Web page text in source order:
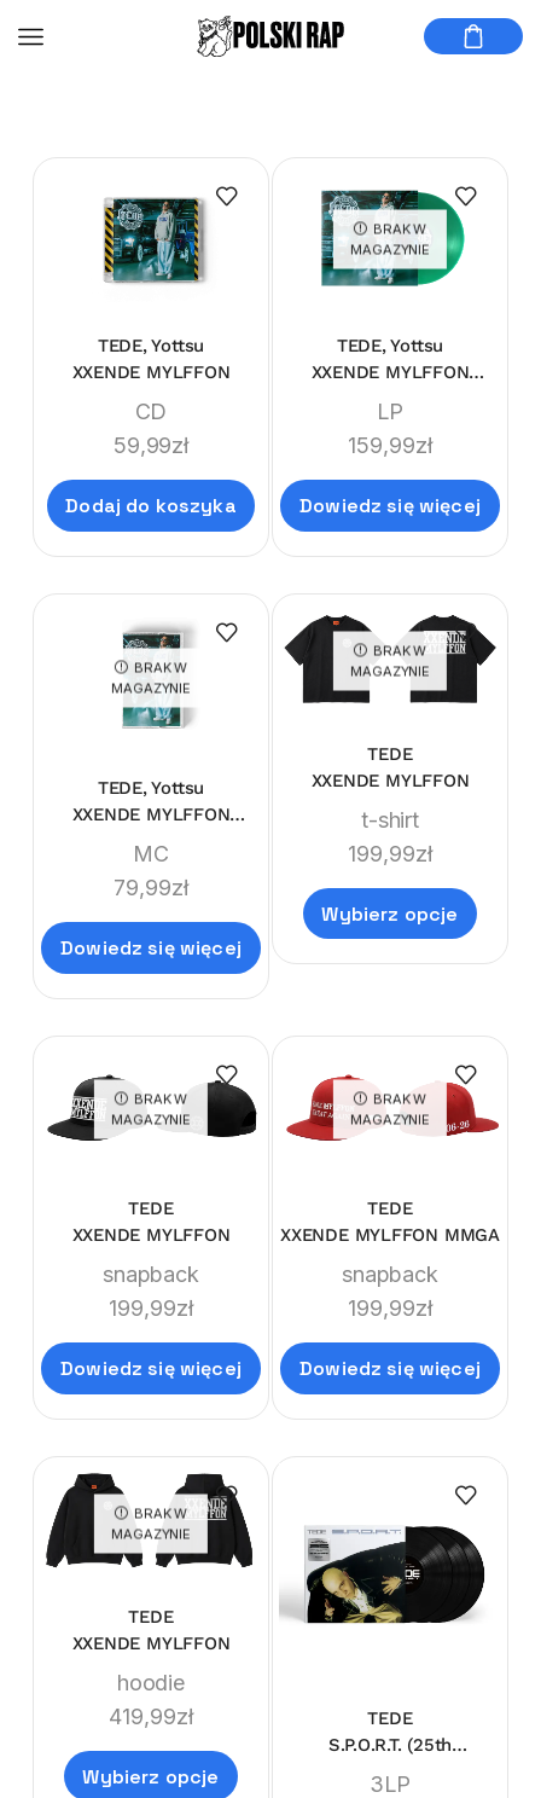
TEDE, Yottsu
XXENDE MYLFFON
CD
59,99zł
Dodaj do koszyka
BRAK W
MAGAZYNIE
TEDE, Yottsu
XXENDE MYLFFON
LIMITEDE LP
LP
159,99zł
Dowiedz się więcej
BRAK W
MAGAZYNIE
TEDE, Yottsu
XXENDE MYLFFON
LIMITEDE MC
MC
79,99zł
Dowiedz się więcej
BRAK W
MAGAZYNIE
TEDE
XXENDE MYLFFON
t-shirt
199,99zł
Wybierz opcje
BRAK W
MAGAZYNIE
TEDE
XXENDE MYLFFON
snapback
199,99zł
Dowiedz się więcej
BRAK W
MAGAZYNIE
TEDE
XXENDE MYLFFON MMGA
snapback
199,99zł
Dowiedz się więcej
BRAK W
MAGAZYNIE
TEDE
XXENDE MYLFFON
hoodie
419,99zł
Wybierz opcje
TEDE
S.P.O.R.T. (25th
Anniversary)
3LP